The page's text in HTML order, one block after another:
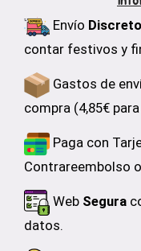
Envío Discreto
contar festivos y
Gastos de
compra (4,85€
Paga con
Contrareembolso
Web Segura
datos.